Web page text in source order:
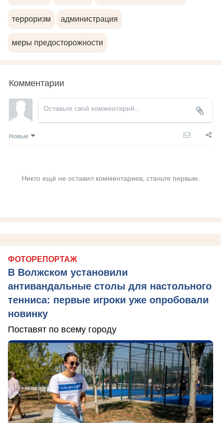
терроризм администрация
меры предосторожности
Комментарии
Новые
Никто ещё не оставил комментариев, станьте первым.
ФОТОРЕПОРТАЖ
В Волжском установили
антивандальные столы для настольного
тенниса: первые игроки уже опробовали
новинку
Поставят по всему городу